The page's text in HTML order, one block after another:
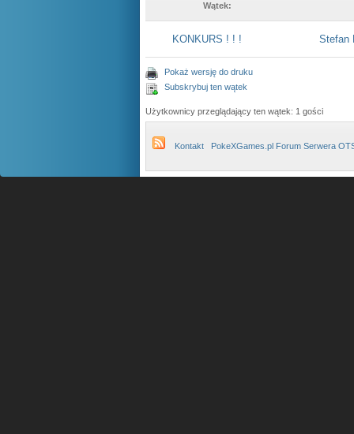
Wątek:
KONKURS ! ! ! Stefan
Pokaż wersję do druku
Subskrybuj ten wątek
Użytkownicy przeglądający ten wątek: 1 gości
Kontakt PokeXGames.pl Forum Serwera